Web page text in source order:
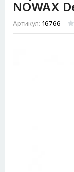
NOWAX
Артикул: 16766